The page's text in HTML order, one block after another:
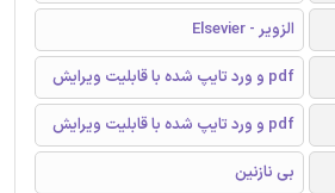
الزویر - Elsevier
pdf و ورد تایپ شده با قابلیت ویرایش
pdf و ورد تایپ شده با قابلیت ویرایش
بی نازنین